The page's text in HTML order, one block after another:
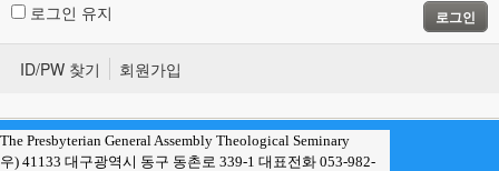
로그인 유지 로그인
ID/PW 찾기 회원가입
The Presbyterian General Assembly Theological Seminary
우) 41133 대구광역시 동구 동촌로 339-1 대표전화 053-982-